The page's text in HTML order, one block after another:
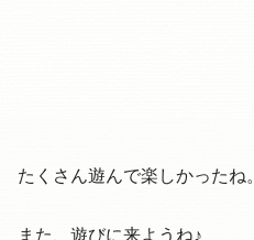
たくさん遊んで楽しかったね。
また、遊びに来ようね♪